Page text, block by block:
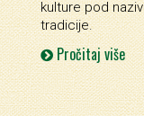
kulture pod
tradicije.
Pročitaj više